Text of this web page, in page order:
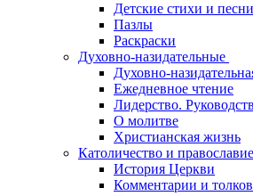
Детские стихи и песни
Пазлы
Раскраски
Духовно-назидательные
Духовно-
Ежедневное чтение
Лидерство.
О молитве
Христианская жизнь
Католичество и православие
История Церкви
Комментарии и